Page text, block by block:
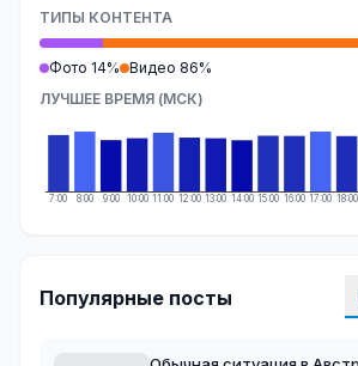
ТИПЫ КОНТЕНТА
Фото 14% Видео 86%
ЛУЧШЕЕ ВРЕМЯ (МСК)
7:00 8:00 9:00 10:00 11:00 12:00 13:00 14:00 15:00 16:00 17:00 18:00
Популярные посты